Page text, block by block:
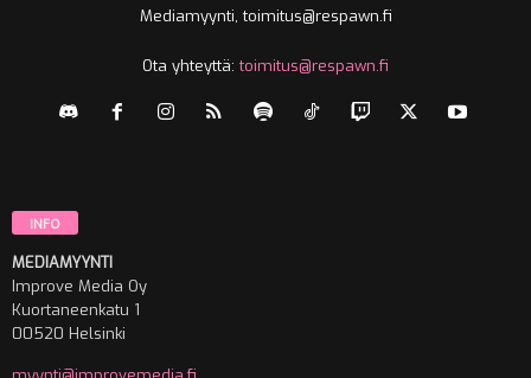
Mediamyynti, toimitus@respawn.fi
Ota yhteyttä:toimitus@respawn.fi
INFO
MEDIAMYYNTI
Improve Media Oy
Kuortaneenkatu 1
00520 Helsinki